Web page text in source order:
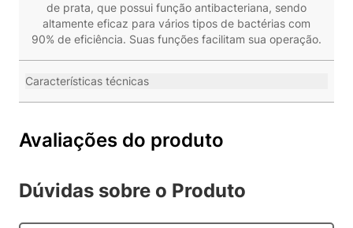
de prata, que possui função antibacteriana, sendo
altamente eficaz para vários tipos de bactérias com
90% de eficiência. Suas funções facilitam sua operação.
Características técnicas
Avaliações do produto
Dúvidas sobre o Produto